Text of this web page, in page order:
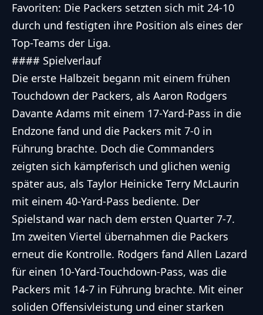
Favoriten: Die Packers setzten sich mit 24-10
durch und festigten ihre Position als eines der
Top-Teams der Liga.
#### Spielverlauf
Die erste Halbzeit begann mit einem frühen
Touchdown der Packers, als Aaron Rodgers
Davante Adams mit einem 17-Yard-Pass in die
Endzone fand und die Packers mit 7-0 in
Führung brachte. Doch die Commanders
zeigten sich kämpferisch und glichen wenig
später aus, als Taylor Heinicke Terry McLaurin
mit einem 40-Yard-Pass bediente. Der
Spielstand war nach dem ersten Quarter 7-7.
Im zweiten Viertel übernahmen die Packers
erneut die Kontrolle. Rodgers fand Allen Lazard
für einen 10-Yard-Touchdown-Pass, was die
Packers mit 14-7 in Führung brachte. Mit einer
soliden Offensivleistung und einer starken